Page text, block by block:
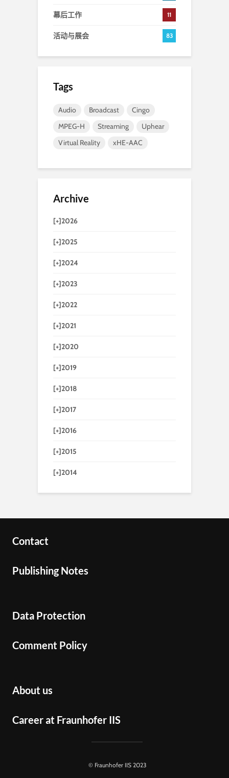
幕后工作 11
活动与展会 83
Tags
Audio Broadcast
Cingo
MPEG-H
Streaming
Uphear
Virtual Reality
xHE-AAC
Archive
[+]2026
[+]2025
[+]2024
[+]2023
[+]2022
[+]2021
[+]2020
[+]2019
[+]2018
[+]2017
[+]2016
[+]2015
[+]2014
Contact
Publishing Notes
Data Protection
Comment Policy
About us
Career at Fraunhofer IIS
© Fraunhofer IIS 2023